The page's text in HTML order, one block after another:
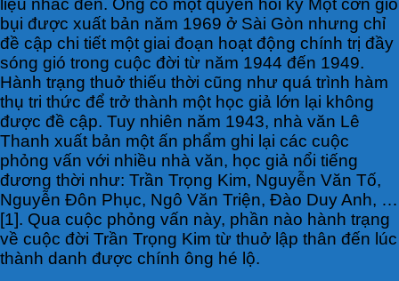
liệu nhắc đến. Ông có một quyển hồi ký Một cơn gió
bụi được xuất bản năm 1969 ở Sài Gòn nhưng chỉ
đề cập chi tiết một giai đoạn hoạt động chính trị đầy
sóng gió trong cuộc đời từ năm 1944 đến 1949.
Hành trạng thuở thiếu thời cũng như quá trình hàm
thụ tri thức để trở thành một học giả lớn lại không
được đề cập. Tuy nhiên năm 1943, nhà văn Lê
Thanh xuất bản một ấn phẩm ghi lại các cuộc
phỏng vấn với nhiều nhà văn, học giả nổi tiếng
đương thời như: Trần Trọng Kim, Nguyễn Văn Tố,
Nguyễn Đôn Phục, Ngô Văn Triện, Đào Duy Anh, …
[1]. Qua cuộc phỏng vấn này, phần nào hành trạng
về cuộc đời Trần Trọng Kim từ thuở lập thân đến lúc
thành danh được chính ông hé lộ.